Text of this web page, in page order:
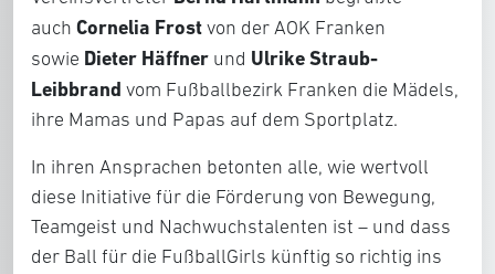
auch Cornelia Frost von der AOK Franken
sowie Dieter Häffner und Ulrike Straub-
Leibbrand vom Fußballbezirk Franken die Mädels,
ihre Mamas und Papas auf dem Sportplatz.
In ihren Ansprachen betonten alle, wie wertvoll
diese Initiative für die Förderung von Bewegung,
Teamgeist und Nachwuchstalenten ist – und dass
der Ball für die FußballGirls künftig so richtig ins